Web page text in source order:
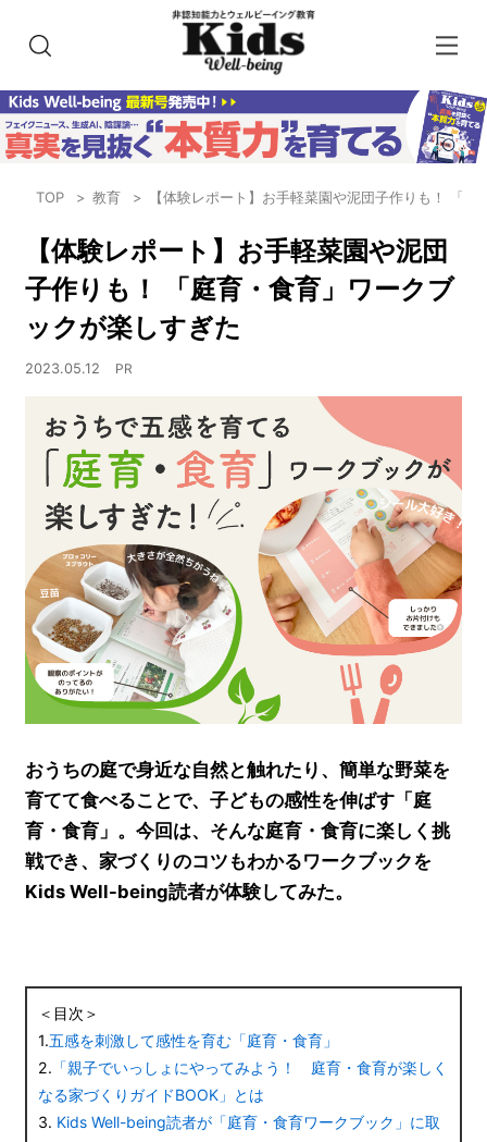
TOP 教育 【体験レポート】お手軽菜園や泥団子作りも！ 「
【体験レポート】お手軽菜園や泥団
子作りも！ 「庭育・食育」ワークブ
ックが楽しすぎた
2023.05.12 PR
おうちの庭で身近な自然と触れたり、簡単な野菜を
育てて食べることで、子どもの感性を伸ばす「庭
育・食育」。今回は、そんな庭育・食育に楽しく挑
戦でき、家づくりのコツもわかるワークブックを
Kids Well-being読者が体験してみた。
＜目次＞
1.五感を刺激して感性を育む「庭育・食育」
2. 「親子でいっしょにやってみよう！ 庭育・食育が楽しく
なる家づくりガイドBOOK」とは
3. Kids Well-being読者が「庭育・食育ワークブック」に取